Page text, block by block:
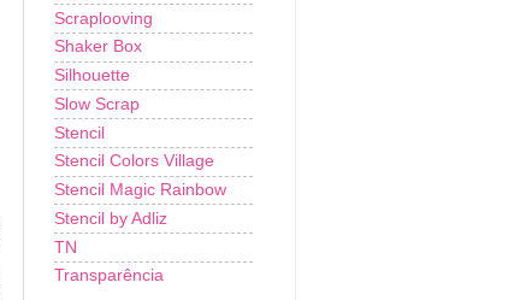
Scraplooving
Shaker Box
Silhouette
Slow Scrap
Stencil
Stencil Colors Village
Stencil Magic Rainbow
Stencil by Adliz
TN
Transparência